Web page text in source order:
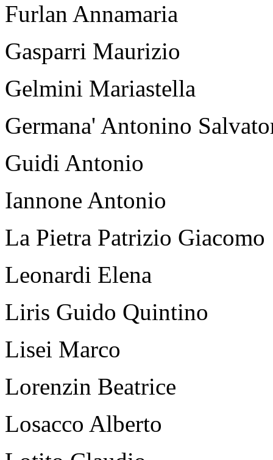
Furlan Annamaria
Gasparri Maurizio
Gelmini Mariastella
Germana' Antonino
Guidi Antonio
Iannone Antonio
La Pietra Patrizio Giacomo
Leonardi Elena
Liris Guido Quintino
Lisei Marco
Lorenzin Beatrice
Losacco Alberto